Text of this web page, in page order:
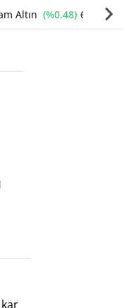
Altın (%0.48) 6527.23